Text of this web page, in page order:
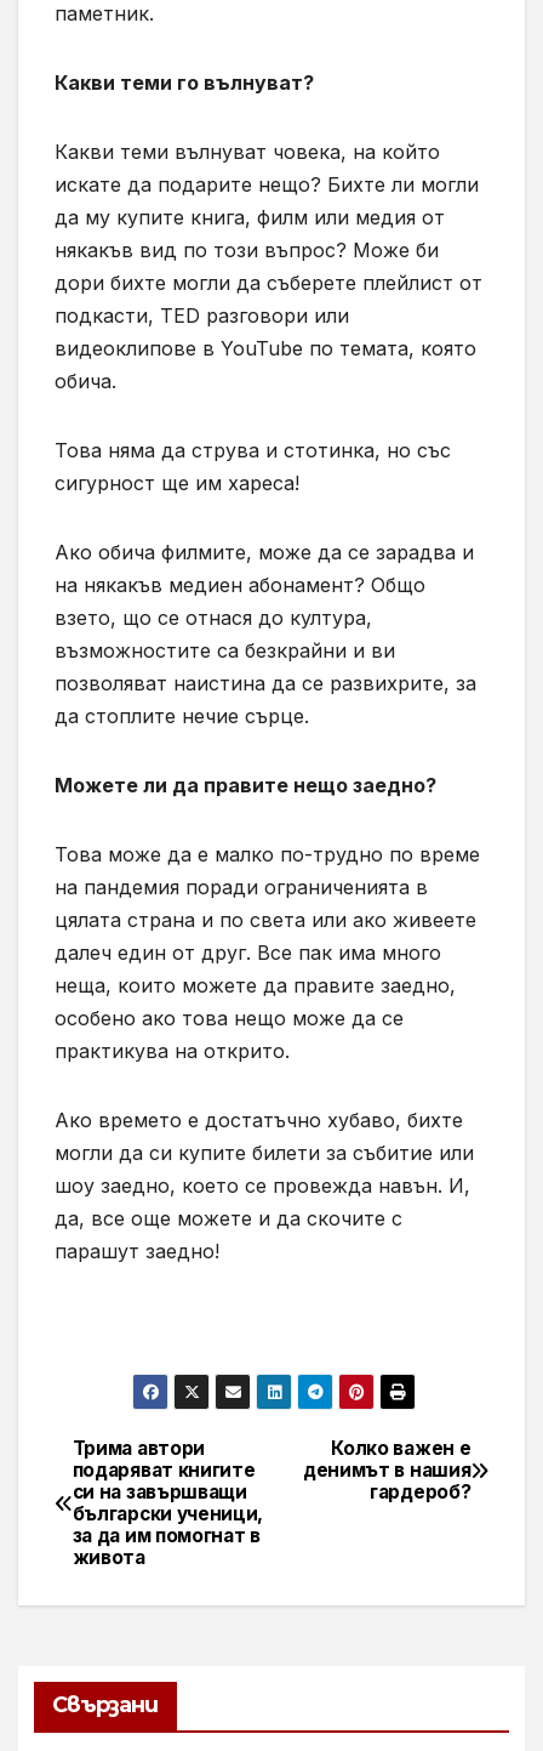
паметник.
Какви теми го вълнуват?
Какви теми вълнуват човека, на който
искате да подарите нещо? Бихте ли могли
да му купите книга, филм или медия от
някакъв вид по този въпрос? Може би
дори бихте могли да съберете плейлист от
подкасти, TED разговори или
видеоклипове в YouTube по темата, която
обича.
Това няма да струва и стотинка, но със
сигурност ще им хареса!
Ако обича филмите, може да се зарадва и
на някакъв медиен абонамент? Общо
взето, що се отнася до култура,
възможностите са безкрайни и ви
позволяват наистина да се развихрите, за
да стоплите нечие сърце.
Можете ли да правите нещо заедно?
Това може да е малко по-трудно по време
на пандемия поради ограниченията в
цялата страна и по света или ако живеете
далеч един от друг. Все пак има много
неща, които можете да правите заедно,
особено ако това нещо може да се
практикува на открито.
Ако времето е достатъчно хубаво, бихте
могли да си купите билети за събитие или
шоу заедно, което се провежда навън. И,
да, все още можете и да скочите с
парашут заедно!
Навигация
Колко важен е
денимът в нашия
гардероб?
Трима автори
подаряват книгите
си на завършващи
български ученици,
за да им помогнат в
живота
Свързани